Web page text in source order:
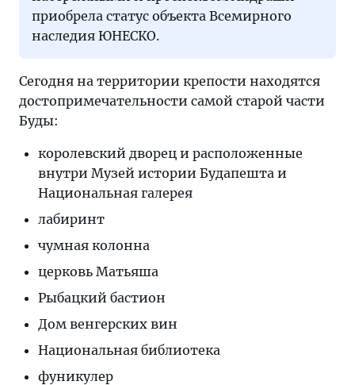
приобрела статус объекта Всемирного
наследия ЮНЕСКО.
Сегодня на территории крепости находятся
достопримечательности самой старой части
Буды:
королевский дворец и расположенные
внутри Музей истории Будапешта и
Национальная галерея
лабиринт
чумная колонна
церковь Матьяша
Рыбацкий бастион
Дом венгерских вин
Национальная библиотека
фуникулер